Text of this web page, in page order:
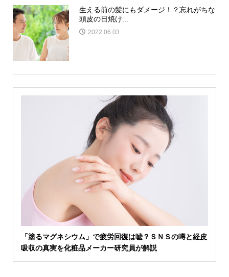
生える前の髪にもダメージ！？忘れがちな
頭皮の日焼け...
2022.06.03
「塗るマグネシウム」で疲労回復は嘘？ＳＮＳの噂と経皮
吸収の真実を化粧品メーカー研究員が解説